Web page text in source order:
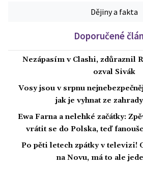
Dějiny a fakta
Doporučené
Nezápasím v Clashi, zdůraznil
ozval Sivák
Vosy jsou v srpnu
jak je vyhnat ze
Ewa Farna a nelehké začátky:
vrátit se do Polska, teď
Po pěti letech zpátky v televizi!
na Novu, má to ale